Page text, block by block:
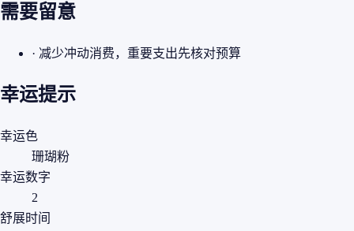
需要留意
· 减少冲动消费，重要支出先核对预算
幸运提示
幸运色
珊瑚粉
幸运数字
2
舒展时间